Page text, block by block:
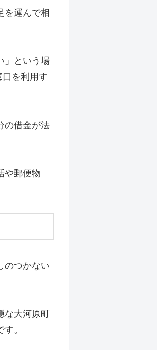
を運んで相
」という場
を利用す
の借金が法
や郵便物
のつかない
大河原町
。